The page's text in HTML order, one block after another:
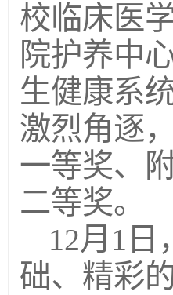
校临床医
院护养中
生健康系
激烈角逐
一等奖、
二等奖。
12月1
础、精彩